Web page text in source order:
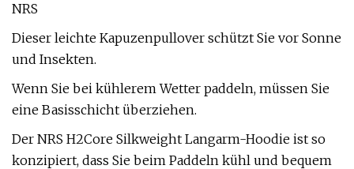
NRS
Dieser leichte Kapuzenpullover schützt Sie vor Sonne
und Insekten.
Wenn Sie bei kühlerem Wetter paddeln, müssen Sie
eine Basisschicht überziehen.
Der NRS H2Core Silkweight Langarm-Hoodie ist so
konzipiert, dass Sie beim Paddeln kühl und bequem